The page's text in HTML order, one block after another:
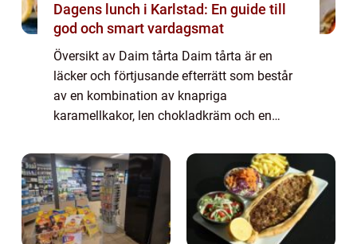
Dagens lunch i Karlstad: En guide till
god och smart vardagsmat
Översikt av Daim tårta Daim tårta är en
läcker och förtjusande efterrätt som består
av en kombination av knapriga
karamellkakor, len chokladkräm och en
Denna tårta är en favorit bland många
matentusiaster och erbj...